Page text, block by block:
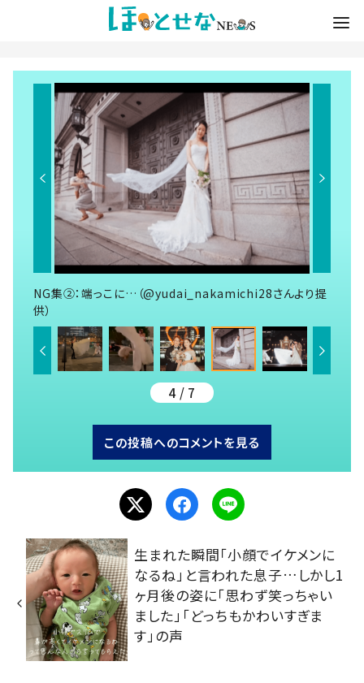
NG集②：端っこに…（@yudai_nakamichi28さんより提
供）
4 / 7
この投稿へのコメントを見る
生まれた瞬間「小顔でイケメンに
なるね」と言われた息子…しかし1
ヶ月後の姿に「思わず笑っちゃい
ました」「どっちもかわいすぎま
す」の声